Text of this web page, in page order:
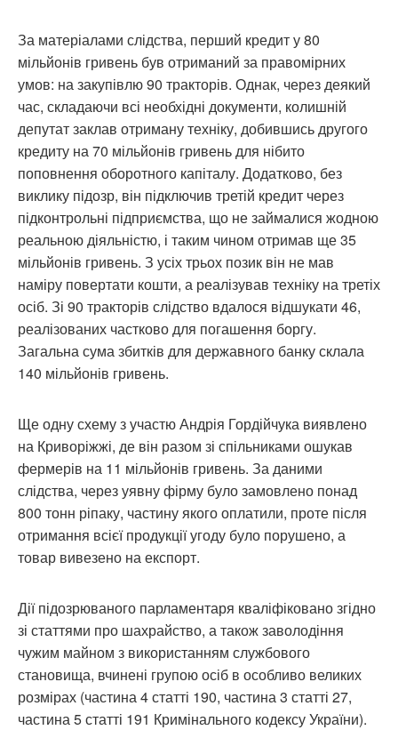
За матеріалами слідства, перший кредит у 80
мільйонів гривень був отриманий за правомірних
умов: на закупівлю 90 тракторів. Однак, через деякий
час, складаючи всі необхідні документи, колишній
депутат заклав отриману техніку, добившись другого
кредиту на 70 мільйонів гривень для нібито
поповнення оборотного капіталу. Додатково, без
виклику підозр, він підключив третій кредит через
підконтрольні підприємства, що не займалися жодною
реальною діяльністю, і таким чином отримав ще 35
мільйонів гривень. З усіх трьох позик він не мав
наміру повертати кошти, а реалізував техніку на третіх
осіб. Зі 90 тракторів слідство вдалося відшукати 46,
реалізованих частково для погашення боргу.
Загальна сума збитків для державного банку склала
140 мільйонів гривень.
Ще одну схему з участю Андрія Гордійчука виявлено
на Криворіжжі, де він разом зі спільниками ошукав
фермерів на 11 мільйонів гривень. За даними
слідства, через уявну фірму було замовлено понад
800 тонн ріпаку, частину якого оплатили, проте після
отримання всієї продукції угоду було порушено, а
товар вивезено на експорт.
Дії підозрюваного парламентаря кваліфіковано згідно
зі статтями про шахрайство, а також заволодіння
чужим майном з використанням службового
становища, вчинені групою осіб в особливо великих
розмірах (частина 4 статті 190, частина 3 статті 27,
частина 5 статті 191 Кримінального кодексу України).